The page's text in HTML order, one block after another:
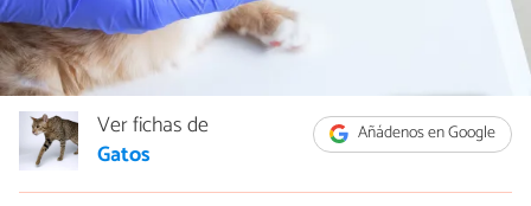
Añádenos en Google
Ver fichas de
Gatos